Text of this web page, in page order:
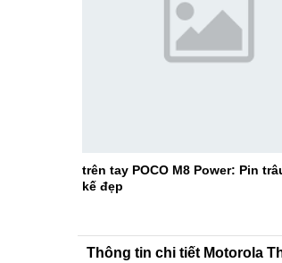
trên tay POCO M8 Power: Pin
kế đẹp
Thông tin chi tiết Motorola